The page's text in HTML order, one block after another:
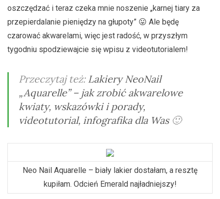
oszczędzać i teraz czeka mnie noszenie „karnej tiary za
przepierdalanie pieniędzy na głupoty” 😛 Ale będę
czarować akwarelami, więc jest radość, w przyszłym
tygodniu spodziewajcie się wpisu z videotutorialem!
Przeczytaj też: Lakiery NeoNail
„Aquarelle” – jak zrobić akwarelowe
kwiaty, wskazówki i porady,
videotutorial, infografika dla Was🙂
Neo Nail Aquarelle – biały lakier dostałam, a resztę
kupiłam. Odcień Emerald najładniejszy!